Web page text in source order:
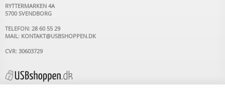
RYTTERMARKEN 4A
5700 SVENDBORG
TELEFON: 28 60 55 29
MAIL: KONTAKT@USBSHOPPEN.DK
CVR: 30603729